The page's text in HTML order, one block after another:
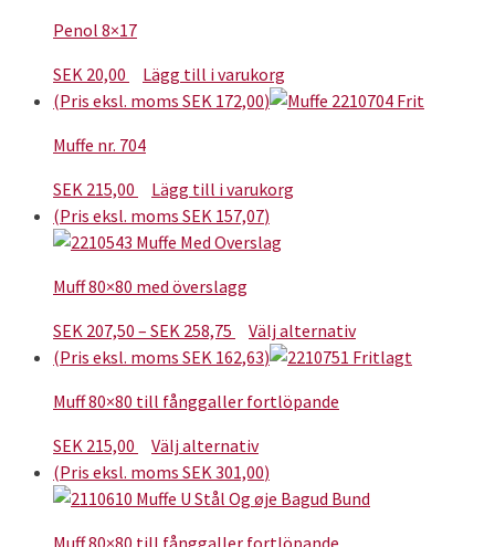
Penol 8×17
SEK 20,00
Lägg till i varukorg
(Pris eksl. moms SEK 172,00)
Muffe nr. 704
SEK 215,00
Lägg till i varukorg
(Pris eksl. moms SEK 157,07)
Muff 80×80 med överslagg
SEK 207,50 – SEK 258,75 Prisintervall:
SEK 207,50
SEK 258,75
Välj alternativDen
här
De
(Pris eksl. moms SEK 162,63)
Muff 80×80 till fånggaller fortlöpande
SEK 215,00 Välj alternativDen
här
produkten
(Pris eksl. moms SEK301,00)